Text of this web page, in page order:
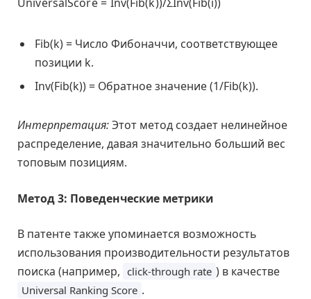
Fib(k) = Число Фибоначчи, соответствующее
позиции k.
Inv(Fib(k)) = Обратное значение (1/Fib(k)).
Интерпретация:Этот метод создает нелинейное
распределение, давая значительно больший вес
топовым позициям.
Метод 3: Поведенческие метрики
В патенте также упоминается возможность
использования производительности результатов
поиска (например, click-through rate ) в качестве
Universal Ranking Score .